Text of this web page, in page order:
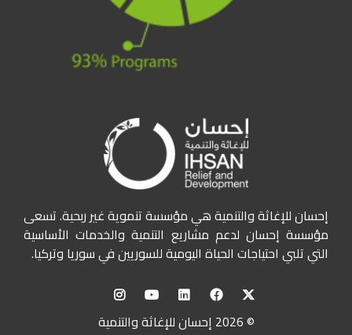
إحسان للإغاثة والتنمية هي مؤسسة تنموية غير ربحية. تسعى
مؤسسة إحسان لدعم مشاريع التنمية والخدمات الأساسية
التي تلبي احتياجات الحياة اليومية للسوريين في سوريا وتركيا.
© 2026 إحسان للإغاثة والتنمية